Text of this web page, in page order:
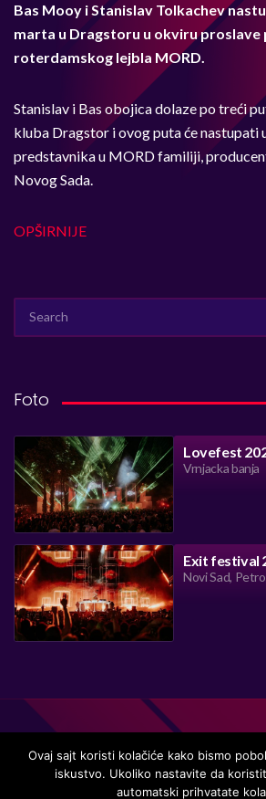
Bas Mooy i Stanislav Tolkachev
marta u Dragstoru u okviru proslave
roterdamskog lejbla MORD.
Stanislav i Bas obojica dolaze po treći
kluba Dragstor i ovog puta će nastupati
predstavnika u MORD familiji,
Novog Sada.
OPŠIRNIJE
FOR:
Foto
Lovefest
Vrnjacka banja
Exit festival
Novi Sad,
Handmade in Serbia 15 years ago, while
Ovaj sajt koristi kolačiće kako bismo
iskustvo. Ukoliko nastavite da
automatski prihvatate